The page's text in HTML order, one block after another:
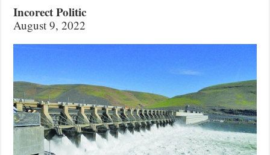
Incorect Politic
August 9, 2022